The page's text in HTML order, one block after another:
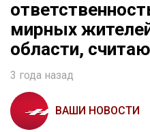
мирных
области,
3 года назад
ВАШИ НОВОСТИ